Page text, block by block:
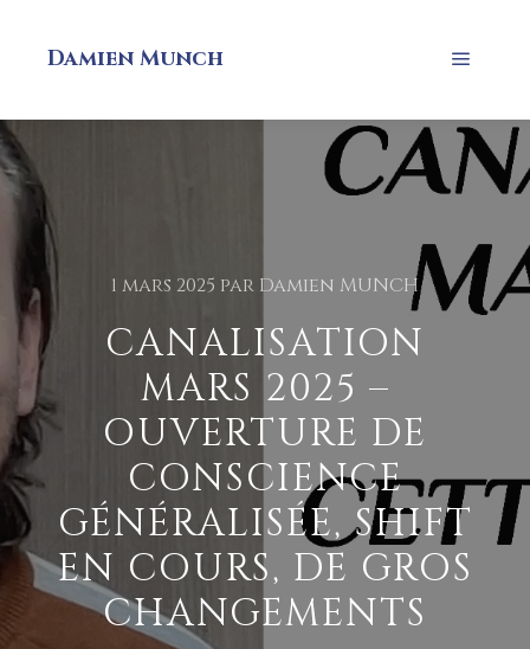
Damien Munch
1 mars 2025 par Damien MUNCH
CANALISATION
MARS 2025 –
OUVERTURE DE
CONSCIENCE
GÉNÉRALISÉE, SHIFT
EN COURS, DE GROS
CHANGEMENTS